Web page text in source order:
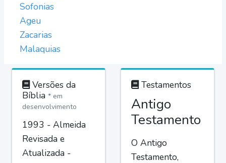
Sofonias
Ageu
Zacarias
Malaquias
Versões da
Bíblia * em
desenvolvimento
1993 - Almeida
Revisada e
Atualizada -
Testamentos
Antigo
Testamento
O Antigo
Testamento,